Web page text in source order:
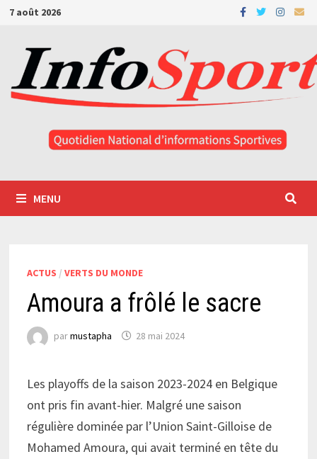
Passer
contenu
7 août 2026
MENU
ACTUS / VERTS DU MONDE
Amoura a frôlé le sacre
parmustapha 28 mai 2024
Les playoffs de la saison 2023-2024 en Belgique
ont pris fin avant-hier. Malgré une saison
régulière dominée par l’Union Saint-Gilloise de
Mohamed Amoura, qui avait terminé en tête du